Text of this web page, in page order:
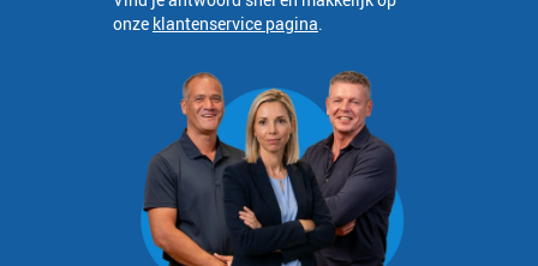
onze klantenservice pagina